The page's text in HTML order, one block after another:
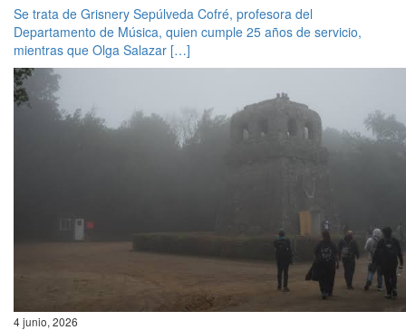
Se trata de Grisnery Sepúlveda Cofré, profesora del
Departamento de Música, quien cumple 25 años de servicio,
mientras que Olga Salazar […]
4 junio, 2026